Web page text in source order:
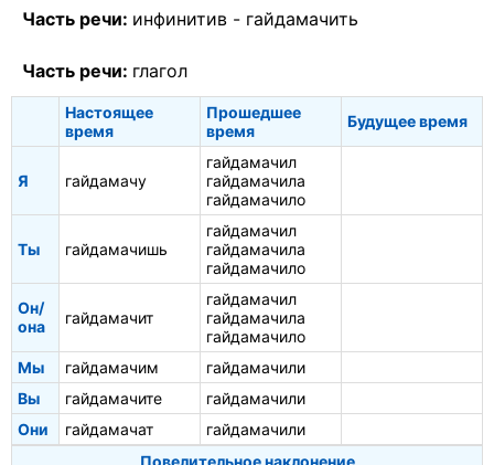
Часть речи: инфинитив - гайдамачить
Часть речи: глагол
Настоящее
время
Прошедшее
время
Будущее время
Я гайдамачу
гайдамачил
гайдамачила
гайдамачило
Ты гайдамачишь
гайдамачил
гайдамачила
гайдамачило
Он/
она
гайдамачит
гайдамачил
гайдамачила
гайдамачило
Мы
гайдамачим
гайдамачили
Вы
гайдамачите
гайдамачили
Они
гайдамачат
гайдамачили